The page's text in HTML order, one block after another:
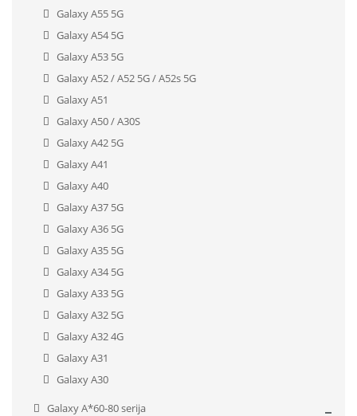
Galaxy A55 5G
Galaxy A54 5G
Galaxy A53 5G
Galaxy A52 / A52 5G / A52s 5G
Galaxy A51
Galaxy A50 / A30S
Galaxy A42 5G
Galaxy A41
Galaxy A40
Galaxy A37 5G
Galaxy A36 5G
Galaxy A35 5G
Galaxy A34 5G
Galaxy A33 5G
Galaxy A32 5G
Galaxy A32 4G
Galaxy A31
Galaxy A30
Galaxy A*60-80 serija